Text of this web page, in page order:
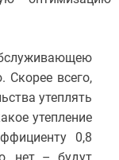
всего,
утеплять
утепление
0,8